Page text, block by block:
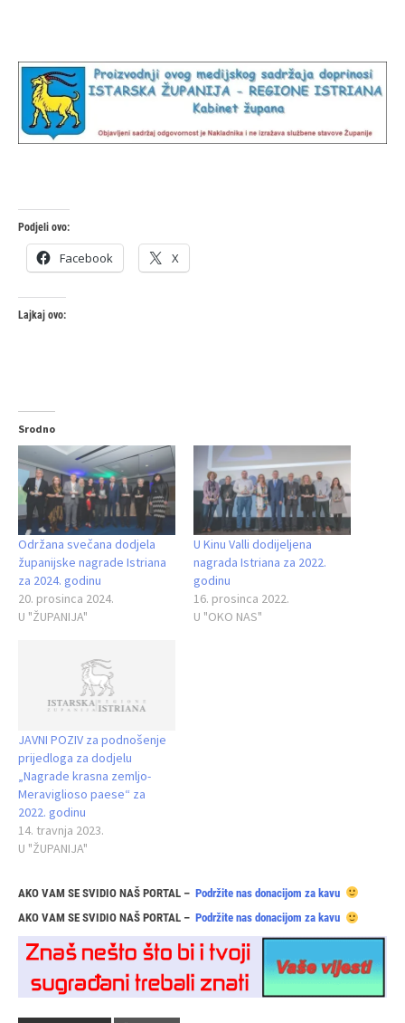
Podjeli ovo:
Facebook X
Lajkaj ovo:
Srodno
Održana svečana dodjela
županijske nagrade Istriana
za 2024. godinu
20. prosinca 2024.
U "ŽUPANIJA"
U Kinu Valli dodijeljena
nagrada Istriana za 2022.
godinu
16. prosinca 2022.
U "OKO NAS"
JAVNI POZIV za podnošenje
prijedloga za dodjelu
„Nagrade krasna zemljo-
Meraviglioso paese“ za
2022. godinu
14. travnja 2023.
U "ŽUPANIJA"
AKO VAM SE SVIDIO NAŠ PORTAL – Podržite nas donacijom za kavu
AKO VAM SE SVIDIO NAŠ PORTAL – Podržite nas donacijom za kavu